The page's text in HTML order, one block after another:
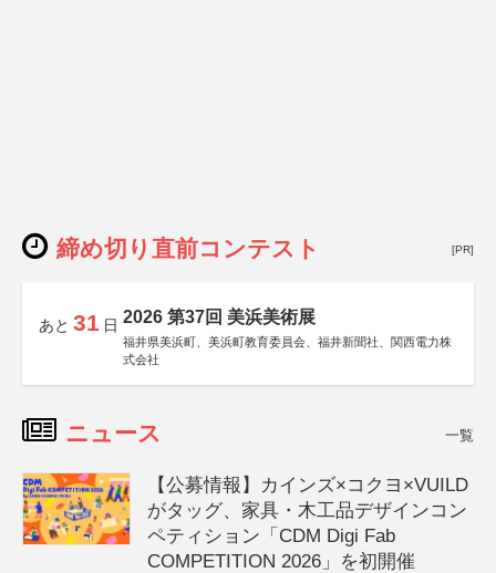
締め切り直前コンテスト [PR]
あと 31 日 2026 第37回 美浜美術展
福井県美浜町、美浜町教育委員会、福井新聞社、関西電力株
式会社
ニュース 一覧
【公募情報】カインズ×コクヨ×VUILD
がタッグ、家具・木工品デザインコン
ペティション「CDM Digi Fab
COMPETITION 2026」を初開催